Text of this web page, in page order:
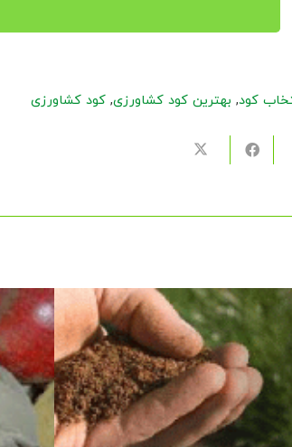
کود, بهترین کود کشاورزی,کود کشاورزی